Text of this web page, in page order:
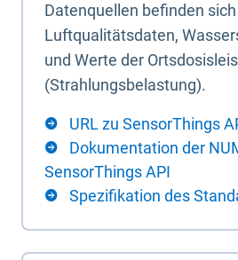
Datenquellen befinden sich
Luftqualitätsdaten,
und Werte der
(Strahlungsbelastung).
URL zu SensorThings
Dokumentation der
SensorThings API
Spezifikation des